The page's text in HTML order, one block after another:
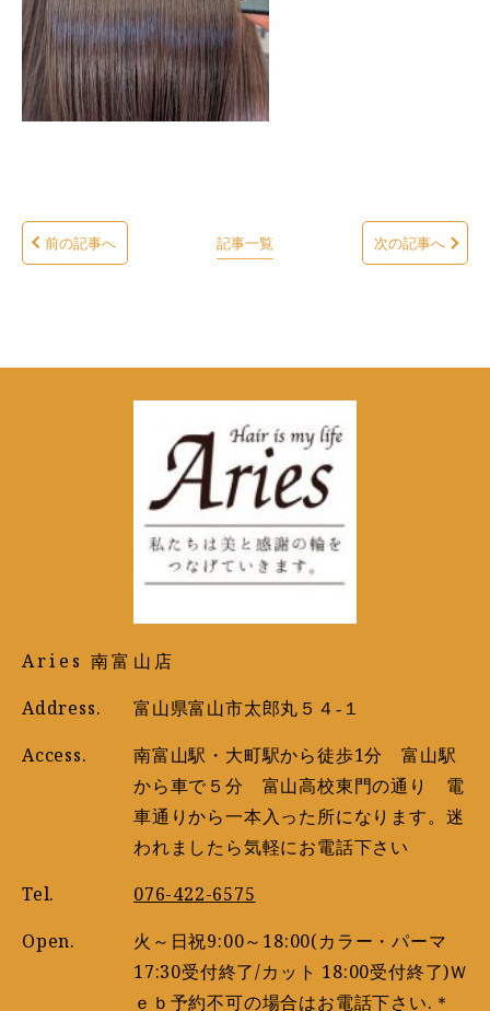
前の記事へ 記事一覧 次の記事へ
Aries 南富山店
Address.
富山県富山市太郎丸５４‐１
Access.
南富山駅・大町駅から徒歩1分 富山駅
から車で５分 富山高校東門の通り 電
車通りから一本入った所になります。迷
われましたら気軽にお電話下さい
Tel.
076-422-6575
Open.
火～日祝9:00～18:00(カラー・パーマ
17:30受付終了/カット 18:00受付終了)Ｗ
ｅｂ予約不可の場合はお電話下さい.＊